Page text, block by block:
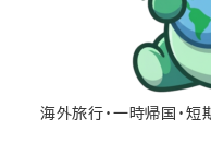
海外旅行・一時帰国・短